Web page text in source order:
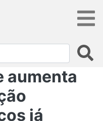
aumenta
já